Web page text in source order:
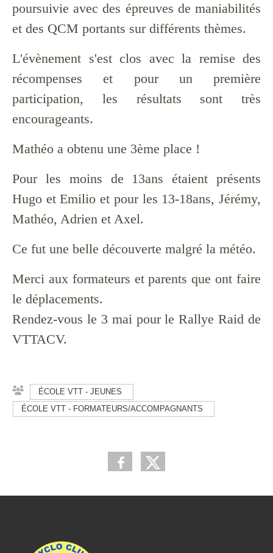
poursuivie avec des épreuves de maniabilités
et des QCM portants sur différents thèmes.
L'évènement s'est clos avec la remise des
récompenses et pour un première
participation, les résultats sont très
encourageants.
Mathéo a obtenu une 3ème place !
Pour les moins de 13ans étaient présents
Hugo et Emilio et pour les 13-18ans, Jérémy,
Mathéo, Adrien et Axel.
Ce fut une belle découverte malgré la météo.
Merci aux formateurs et parents que ont faire
le déplacements.
Rendez-vous le 3 mai pour le Rallye Raid de
VTTACV.
ÉCOLE VTT - JEUNES
ÉCOLE VTT - FORMATEURS/ACCOMPAGNANTS